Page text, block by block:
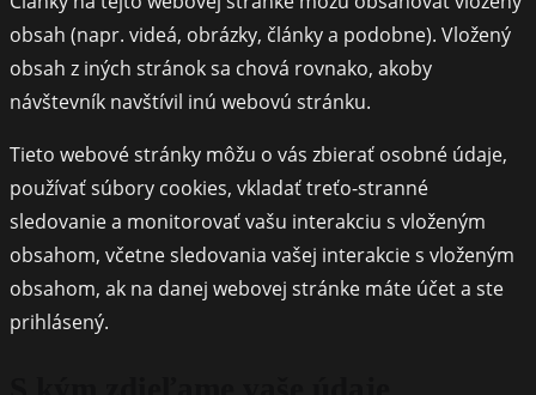
obsah (napr. videá, obrázky, články a podobne). Vložený
obsah z iných stránok sa chová rovnako, akoby
návštevník navštívil inú webovú stránku.
Tieto webové stránky môžu o vás zbierať osobné údaje,
používať súbory cookies, vkladať treťo-stranné
sledovanie a monitorovať vašu interakciu s vloženým
obsahom, včetne sledovania vašej interakcie s vloženým
obsahom, ak na danej webovej stránke máte účet a ste
prihlásený.